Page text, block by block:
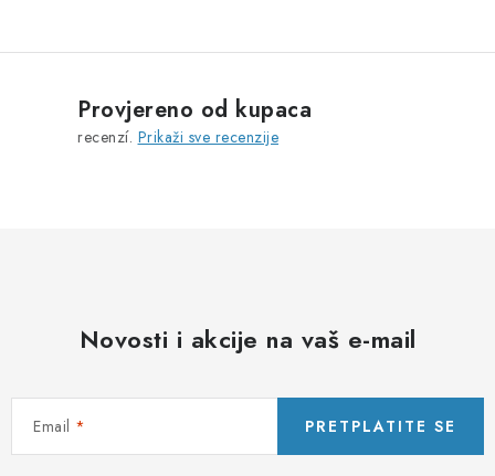
n
Provjereno od kupaca
recenzí. Prikaži sve recenzije
Novosti i akcije na vaš e-mail
Email PRETPLATITE SE